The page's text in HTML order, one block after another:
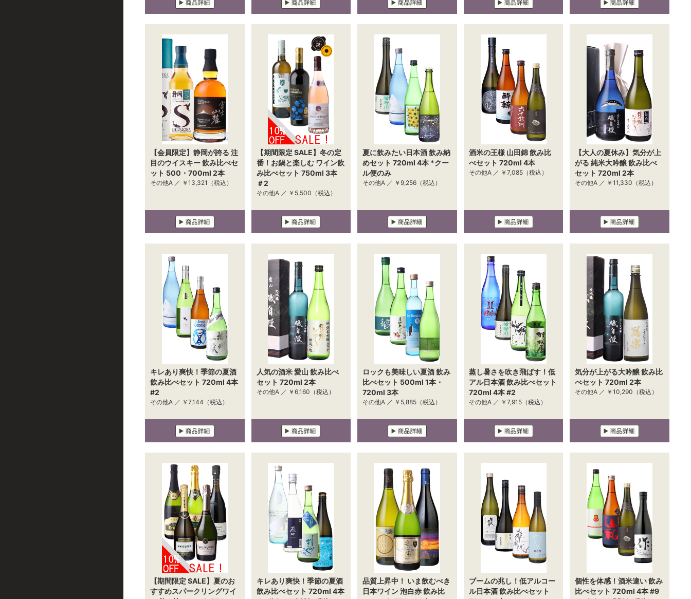
【会員限定】静岡が誇る 注
目のウイスキー 飲み比べセ
ット 500・700ml 2本
その他A ／ ￥13,321 （税込）
【期間限定 SALE】冬の定
番！お鍋と楽しむ ワイン飲
み比べセット 750ml 3本
＃2
その他A ／ ￥5,500 （税込）
夏に飲みたい日本酒 飲み納
めセット 720ml 4本 *クー
ル便のみ
その他A ／ ￥9,256 （税込）
酒米の王様 山田錦 飲み比
べセット 720ml 4本
その他A ／ ￥7,085（税込）
【大人の夏休み】気分が上
がる 純米大吟醸 飲み比べ
セット 720ml 2本
その他A ／ ￥11,330 （税込）
キレあり爽快！季節の夏酒
飲み比べセット 720ml 4本
#2
その他A ／ ￥7,144 （税込）
人気の酒米 愛山 飲み比べ
セット 720ml 2本
その他A ／ ￥6,160 （税込）
ロックも美味しい夏酒 飲み
比べセット 500ml 1本・
720ml 3本
その他A ／ ￥5,885 （税込）
蒸し暑さを吹き飛ばす！低
アル日本酒 飲み比べセット
720ml 4本 #2
その他A ／ ￥7,915（税込）
気分が上がる大吟醸 飲み比
べセット 720ml 2本
その他A ／ ￥10,290 （税込）
【期間限定 SALE】夏のお
すすめスパークリングワイ
キレあり爽快！季節の夏酒
飲み比べセット 720ml 4本
品質上昇中！ いま飲むべき
日本ワイン 泡白赤 飲み比
ブームの兆し！低アルコー
ル日本酒 飲み比べセット
個性を体感！酒米違い 飲み
比べセット 720ml 4本 #9